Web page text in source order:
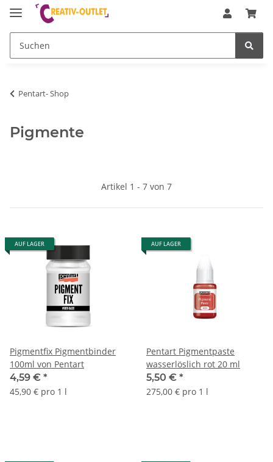
Pentart- Shop
Pigmente
Artikel 1 - 7 von 7
AUF LAGER
Pigmentfix Pigmentbinder
100ml von Pentart
4,59 € *
45,90 € pro 1 l
AUF LAGER
Pentart Pigmentpaste
wasserlöslich rot 20 ml
5,50 € *
275,00 € pro 1 l